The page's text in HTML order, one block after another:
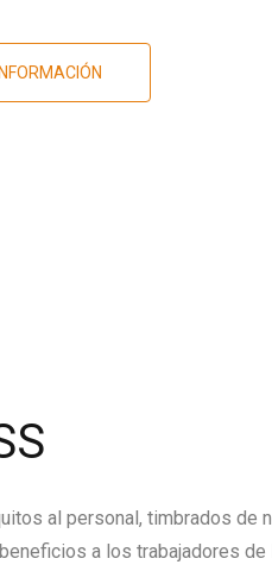
al personal, timbrados de
a los trabajadores de